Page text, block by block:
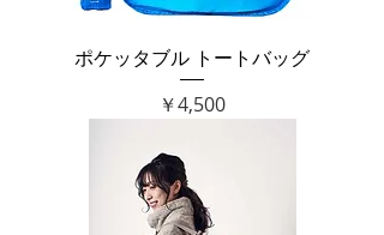
ポケッタブル トートバッグ
価格
￥4,500